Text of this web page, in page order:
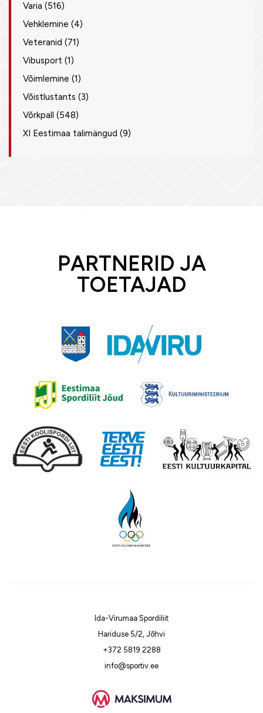
Varia (516)
Vehklemine (4)
Veteranid (71)
Vibusport (1)
Võimlemine (1)
Võistlustants (3)
Võrkpall (548)
XI Eestimaa talimängud (9)
PARTNERID JA
TOETAJAD
Ida-Virumaa Spordiliit
Hariduse 5/2, Jõhvi
+372 5819 2288
info@sportiv.ee